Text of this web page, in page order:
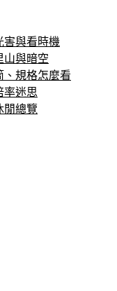
害與看時機
山與暗空
、規格怎麼看
率迷思
閒總覽